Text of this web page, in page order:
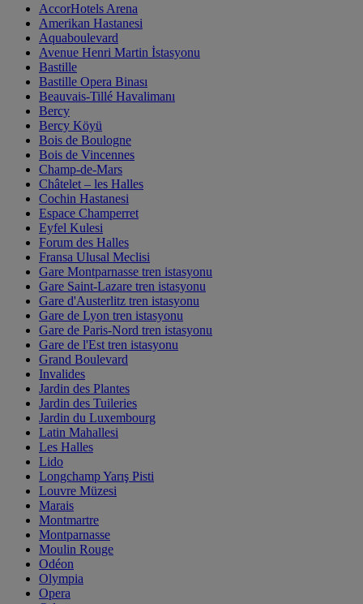
AccorHotels Arena
Amerikan Hastanesi
Aquaboulevard
Avenue Henri Martin İstasyonu
Bastille
Bastille Opera Binası
Beauvais-Tillé Havalimanı
Bercy
Bercy Köyü
Bois de Boulogne
Bois de Vincennes
Champ-de-Mars
Châtelet – les Halles
Cochin Hastanesi
Espace Champerret
Eyfel Kulesi
Forum des Halles
Fransa Ulusal Meclisi
Gare Montparnasse tren istasyonu
Gare Saint-Lazare tren istasyonu
Gare d'Austerlitz tren istasyonu
Gare de Lyon tren istasyonu
Gare de Paris-Nord tren istasyonu
Gare de l'Est tren istasyonu
Grand Boulevard
Invalides
Jardin des Plantes
Jardin des Tuileries
Jardin du Luxembourg
Latin Mahallesi
Les Halles
Lido
Longchamp Yarış Pisti
Louvre Müzesi
Marais
Montmartre
Montparnasse
Moulin Rouge
Odéon
Olympia
Opera